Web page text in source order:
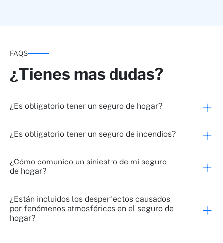
Dinero en efectivo dentro de la vivienda
Dinero en efectivo fuera de la vivienda (vía
pública)
por hurto o expoliación
Uso fraudulento de tarjetas de crédito por robo,
FAQS
¿Tienes mas dudas?
¿Es obligatorio tener un seguro de hogar?
¿Es obligatorio tener un seguro de incendios?
¿Cómo comunico un siniestro de mi seguro
de hogar?
¿Están incluidos los desperfectos causados
por fenómenos atmosféricos en el seguro de
hogar?